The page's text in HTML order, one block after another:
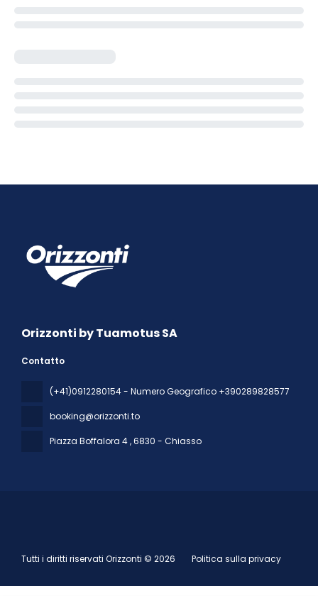
Orizzonti by Tuamotus SA
Contatto
(+41)0912280154 - Numero Geografico +390289828577
booking@orizzonti.to
Piazza Boffalora 4, 6830 - Chiasso
Tutti i diritti riservati Orizzonti © 2026 Politica sulla privacy